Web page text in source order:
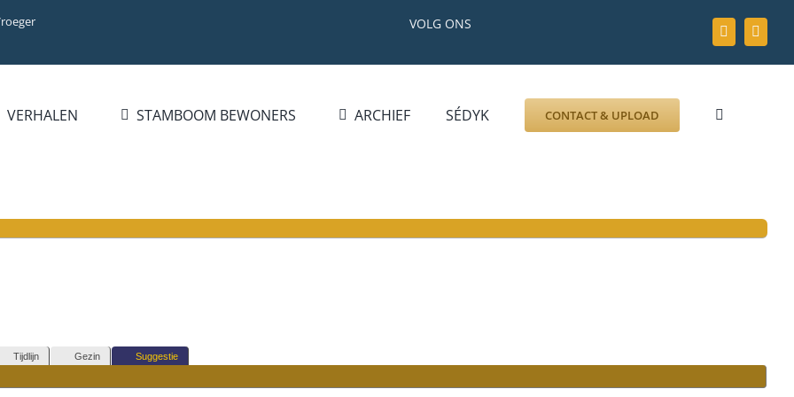
VOLG ONS
VERHALEN STAMBOOM BEWONERS ARCHIEF SÉDYK CONTACT & UPLOAD
Tijdlijn Gezin Suggestie